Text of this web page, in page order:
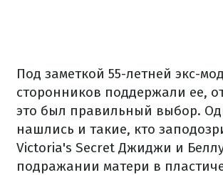
Под заметкой 55-летней экс-
сторонников поддержали ее,
это был правильный выбор.
нашлись и такие, кто
Victoria's Secret Джиджи и
подражании матери в